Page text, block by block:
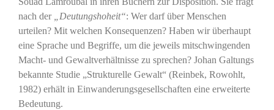
nach der
„Deutungshoheit“: Wer darf über Menschen
urteilen? Mit welchen Konsequenzen? Haben wir überhaupt
eine Sprache und Begriffe, um die jeweils mitschwingenden
Macht- und Gewaltverhältnisse zu sprechen? Johan Galtungs
bekannte Studie „Strukturelle Gewalt“ (Reinbek, Rowohlt,
1982) erhält in Einwanderungsgesellschaften eine erweiterte
Bedeutung.